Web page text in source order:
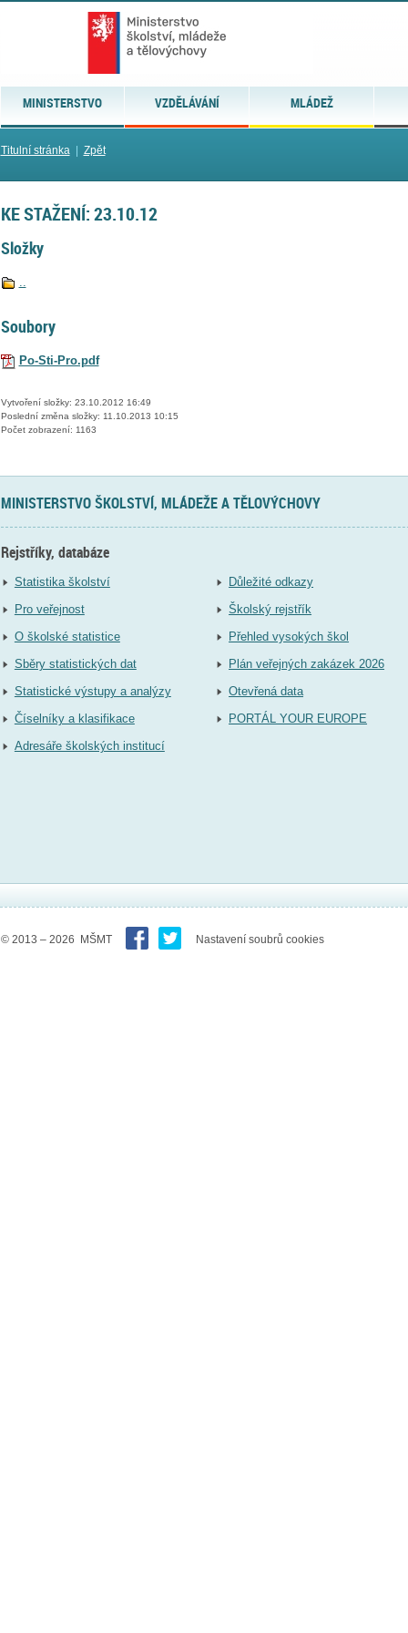
MINISTERSTVO VZDĚLÁVÁNÍ MLÁDEŽ
Titulní stránka| Zpět
KE STAŽENÍ: 23.10.12
Složky
..
Soubory
Po-Sti-Pro.pdf
Vytvoření složky: 23.10.2012 16:49
Poslední změna složky: 11.10.2013 10:15
Počet zobrazení: 1163
MINISTERSTVO ŠKOLSTVÍ, MLÁDEŽE A TĚLOVÝCHOVY
Rejstříky, databáze
Statistika školství
Pro veřejnost
O školské statistice
Sběry statistických dat
Statistické výstupy a analýzy
Číselníky a klasifikace
Adresáře školských institucí
Důležité odkazy
Školský rejstřík
Přehled vysokých škol
Plán veřejných zakázek 2026
Otevřená data
PORTÁL YOUR EUROPE
© 2013 – 2026 MŠMT Nastavení soubrů cookies